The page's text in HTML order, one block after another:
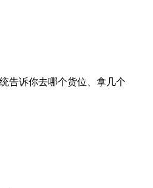
告诉你去哪个货位、拿几个